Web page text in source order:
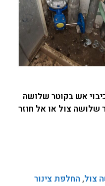
אש בקוטר שלושה
שלושה צול או אל חוזר
, החלפת צינור